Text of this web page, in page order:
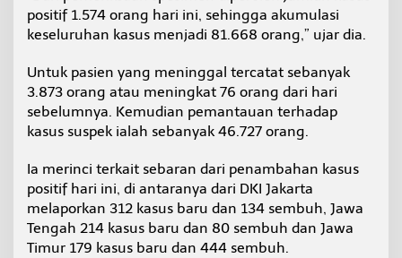
positif 1.574 orang hari ini, sehingga akumulasi
keseluruhan kasus menjadi 81.668 orang,” ujar dia.
Untuk pasien yang meninggal tercatat sebanyak
3.873 orang atau meningkat 76 orang dari hari
sebelumnya. Kemudian pemantauan terhadap
kasus suspek ialah sebanyak 46.727 orang.
Ia merinci terkait sebaran dari penambahan kasus
positif hari ini, di antaranya dari DKI Jakarta
melaporkan 312 kasus baru dan 134 sembuh, Jawa
Tengah 214 kasus baru dan 80 sembuh dan Jawa
Timur 179 kasus baru dan 444 sembuh.